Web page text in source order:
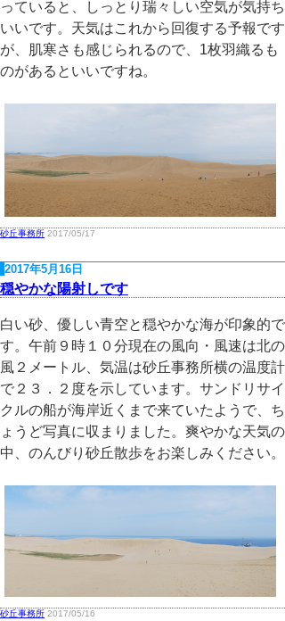
っていると、しっとり瑞々しい空気が気持ち
いいです。天気はこれから回復する予報です
が、肌寒さも感じられるので、1枚羽織るも
のがあるといいですね。
砂丘事務所 2017/05/17
2017年5月16日
穏やかな陽射しです
白い砂、優しい青空と穏やかな海が印象的で
す。午前９時１０分現在の風向・風速は北の
風２メートル、気温は砂丘事務所横の温度計
で２３．２度を示しています。サンドリサイ
クルの船が海岸近くまで来ていたようで、ち
ょうど写真に収まりました。爽やかな天気の
中、のんびり砂丘散歩をお楽しみください。
砂丘事務所 2017/05/16